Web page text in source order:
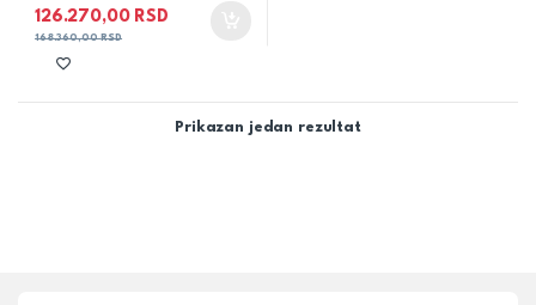
126.270,00 RSD
168.360,00RSD
Prikazan jedan rezultat